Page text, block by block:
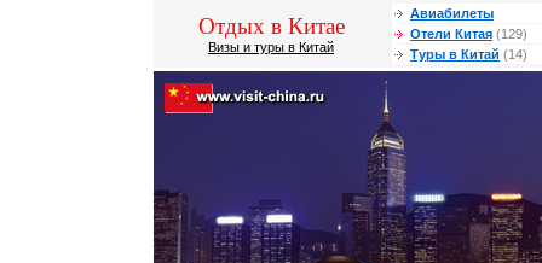
Отдых в Китае
Визы и туры в Китай
Авиабилеты
Отели Китая (129)
Туры в Китай (14)